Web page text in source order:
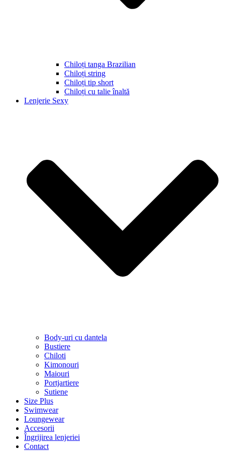
Chiloți tanga Brazilian
Chiloți string
Chiloți tip short
Chiloți cu talie înaltă
Lenjerie Sexy
Body-uri cu dantela
Bustiere
Chiloti
Kimonouri
Maiouri
Portjartiere
Sutiene
Size Plus
Swimwear
Loungewear
Accesorii
Îngrijirea lenjeriei
Contact